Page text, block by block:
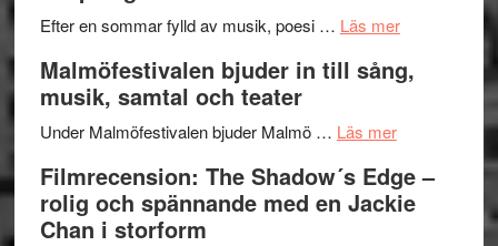
genrens
terräng
på
Efter en sommar fylld av musik, poesi … Läs merom
Endre,
Roland
Pöntinen
Malmöfestivalen bjuder in till sång,
musik, samtal och teater
Under Malmöfestivalen bjuder Malmö … Läs merom
bjuder
in
Filmrecension: The Shadow´s Edge –
rolig och spännande med en Jackie
Chan i storform